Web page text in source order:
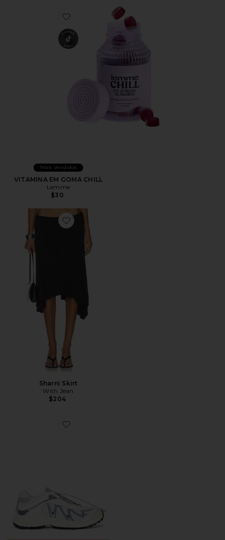
Favorite VITAMINA EM GOMA CHILL
Mais Vendidos
VITAMINA EM GOMA CHILL
Lemme
$30
Favorite Sharni Skirt
Sharni Skirt
With Jean
$204
Favorite XT-Whisper Sneaker